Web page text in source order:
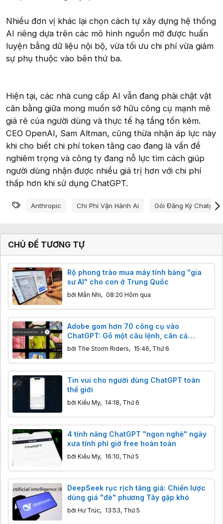
Nhiều đơn vị khác lại chọn cách tự xây dựng hệ thống
AI riêng dựa trên các mô hình nguồn mở được huấn
luyện bằng dữ liệu nội bộ, vừa tối ưu chi phí vừa giảm
sự phụ thuộc vào bên thứ ba.
Hiện tại, các nhà cung cấp AI vẫn đang phải chật vật
cân bằng giữa mong muốn sở hữu công cụ mạnh mẽ
giá rẻ của người dùng và thực tế hạ tầng tốn kém.
CEO OpenAI, Sam Altman, cũng thừa nhận áp lực này
khi cho biết chi phí token tăng cao đang là vấn đề
nghiêm trọng và công ty đang nỗ lực tìm cách giúp
người dùng nhận được nhiều giá trị hơn với chi phí
thấp hơn khi sử dụng ChatGPT.
Từ khóa
Anthropic Chi Phí Vận Hành Ai Gói Đăng Ký Chatgpt
CHỦ ĐỀ TƯƠNG TỰ
Rộ phong trào mua máy tính bảng "gia
sư AI" cho con ở Trung Quốc
bởi Mẫn Nhi, 08:20 Hôm qua
Adobe gom hơn 70 công cụ vào
ChatGPT: Gõ một câu lệnh, cân cả
Photoshop lẫn Premiere
bởi The Storm Riders, 15:46, Thứ 6
Tin vui cho người dùng ChatGPT toàn
thế giới
bởi Kiều My, 14:18, Thứ 6
4 tính năng ChatGPT "ngon nghẻ" ngày
xưa tính phí giờ free hoàn toàn
bởi Kiều My, 16:10, Thứ 5
DeepSeek rục rịch tăng giá: Chiến lược
dùng giá "đè" phương Tây gặp khó
bởi Hư Trúc, 13:53, Thứ 5